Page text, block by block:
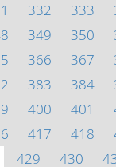
332 333
349 350
366 367
383 384
400 401
417 418
429
430